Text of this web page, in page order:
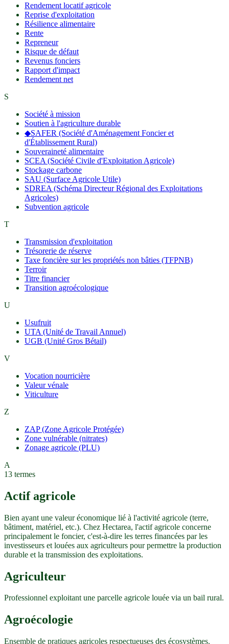
Rendement locatif agricole
Reprise d'exploitation
Résilience alimentaire
Rente
Repreneur
Risque de défaut
Revenus fonciers
Rapport d'impact
Rendement net
S
Société à mission
Soutien à l'agriculture durable
◆SAFER (Société d'Aménagement Foncier et
d'Établissement Rural)
Souveraineté alimentaire
SCEA (Société Civile d'Exploitation Agricole)
Stockage carbone
SAU (Surface Agricole Utile)
SDREA (Schéma Directeur Régional des Exploitations
Agricoles)
Subvention agricole
T
Transmission d'exploitation
Trésorerie de réserve
Taxe foncière sur les propriétés non bâties (TFPNB)
Terroir
Titre financier
Transition agroécologique
U
Usufruit
UTA (Unité de Travail Annuel)
UGB (Unité Gros Bétail)
V
Vocation nourricière
Valeur vénale
Viticulture
Z
ZAP (Zone Agricole Protégée)
Zone vulnérable (nitrates)
Zonage agricole (PLU)
A
13 termes
Actif agricole
Bien ayant une valeur économique lié à l'activité agricole (terre,
bâtiment, matériel, etc.). Chez Hectarea, l'actif agricole concerne
principalement le foncier, c'est-à-dire les terres financées par les
investisseurs et louées aux agriculteurs pour permettre la production
durable et la transmission des exploitations.
Agriculteur
Professionnel exploitant une parcelle agricole louée via un bail rural.
Agroécologie
Ensemble de pratiques agricoles respectueuses des écosystèmes.